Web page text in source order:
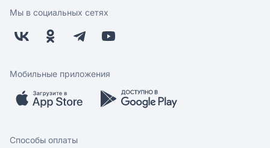
Поставщикам
Заводчикам
Обратная связь
Оплата
Бонусная программа
Скидки и акции
Мобильное приложение
Мы в социальных сетях
Мобильные приложения
Способы оплаты